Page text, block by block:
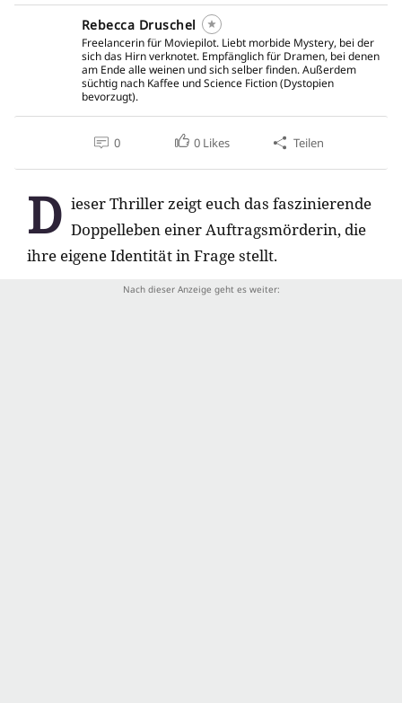
Rebecca Druschel
Freelancerin für Moviepilot. Liebt morbide Mystery, bei der
sich das Hirn verknotet. Empfänglich für Dramen, bei denen
am Ende alle weinen und sich selber finden. Außerdem
süchtig nach Kaffee und Science Fiction (Dystopien
bevorzugt).
0 0 Likes Teilen
D ieser Thriller zeigt euch das faszinierende
Doppelleben einer Auftragsmörderin, die
ihre eigene Identität in Frage stellt.